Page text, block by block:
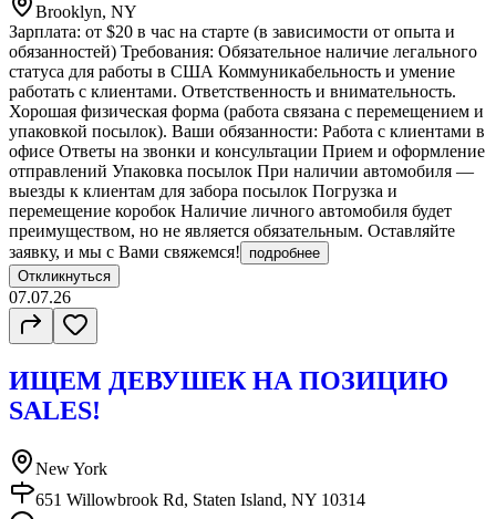
Brooklyn, NY
Зарплата: от $20 в час на старте (в зависимости от опыта и
обязанностей) Требования: Обязательное наличие легального
статуса для работы в США Коммуникабельность и умение
работать с клиентами. Ответственность и внимательность.
Хорошая физическая форма (работа связана с перемещением и
упаковкой посылок). Ваши обязанности: Работа с клиентами в
офисе Ответы на звонки и консультации Прием и оформление
отправлений Упаковка посылок При наличии автомобиля —
выезды к клиентам для забора посылок Погрузка и
перемещение коробок Наличие личного автомобиля будет
преимуществом, но не является обязательным. Оставляйте
заявку, и мы с Вами свяжемся!
подробнее
Откликнуться
07.07.26
ИЩЕМ ДЕВУШЕК НА ПОЗИЦИЮ
SALES!
New York
651 Willowbrook Rd, Staten Island, NY 10314